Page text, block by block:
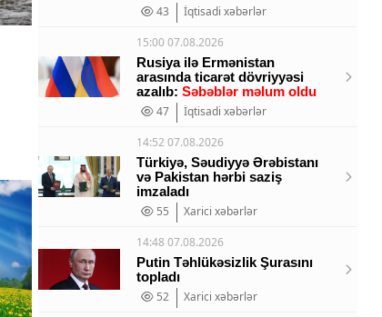
43
İqtisadi xəbərlər
15:00 07.08.2026
Rusiya ilə Ermənistan
arasında ticarət dövriyyəsi
azalıb: Səbəblər məlum oldu
47
İqtisadi xəbərlər
14:52 07.08.2026
Türkiyə, Səudiyyə Ərəbistanı
və Pakistan hərbi saziş
imzaladı
55
Xarici xəbərlər
14:48 07.08.2026
Putin Təhlükəsizlik Şurasını
topladı
52
Xarici xəbərlər